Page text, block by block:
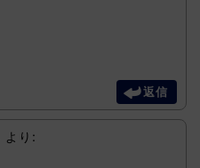
返信
より: